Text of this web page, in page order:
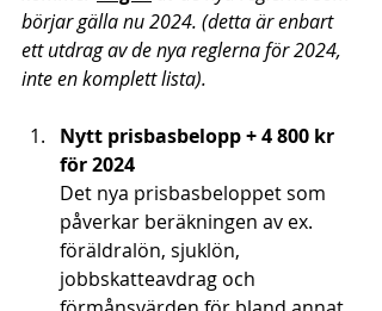
börjar gälla nu 2024. (detta är enbart
ett utdrag av de nya reglerna för 2024,
inte en komplett lista).
Nytt prisbasbelopp + 4 800 kr
för 2024
Det nya prisbasbeloppet som
påverkar beräkningen av ex.
föräldralön, sjuklön,
jobbskatteavdrag och